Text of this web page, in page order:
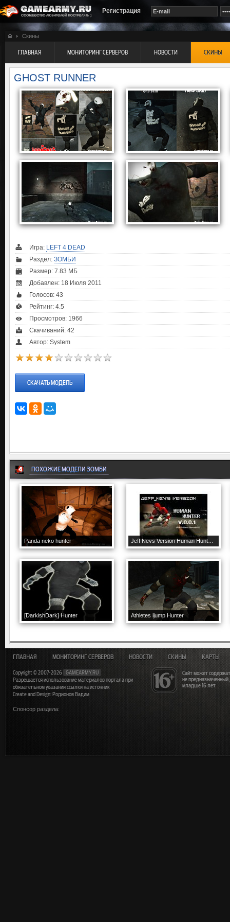
Регистрация
Скины
ГЛАВНАЯ МОНИТОРИНГ СЕРВЕРОВ НОВОСТИ СКИНЫ
GHOST RUNNER
Игра: LEFT 4 DEAD
Раздел: ЗОМБИ
Размер: 7.83 МБ
Добавлен: 18 Июля 2011
Голосов: 43
Рейтинг: 4.5
Просмотров: 1966
Скачиваний: 42
Автор: System
СКАЧАТЬ МОДЕЛЬ
ПОХОЖИЕ МОДЕЛИ ЗОМБИ
Panda neko hunter
[DarkishDark] Hunter Athletes ijump Hunter
Сайт может
не
младше 16 лет
ГЛАВНАЯ МОНИТОРИНГ СЕРВЕРОВ НОВОСТИ СКИНЫ КАРТЫ
Copyright © 2007-2026
GAMEARMY.RU
Разрешается использование материалов портала при
обязательном указании ссылки на источник
Create and Design: Родионов Вадим
Спонсор раздела: